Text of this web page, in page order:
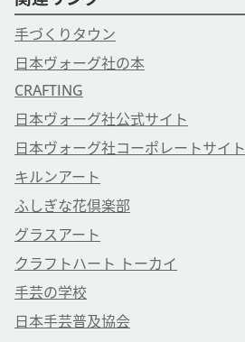
手づくりタウン
日本ヴォーグ社の本
CRAFTING
日本ヴォーグ社公式サイト
日本ヴォーグ社コーポレートサイト
キルンアート
ふしぎな花倶楽部
グラスアート
クラフトハート トーカイ
手芸の学校
日本手芸普及協会